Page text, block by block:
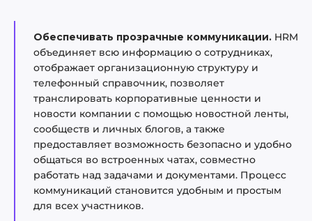
Обеспечивать прозрачные коммуникации. HRM
объединяет всю информацию о сотрудниках,
отображает организационную структуру и
телефонный справочник, позволяет
транслировать корпоративные ценности и
новости компании с помощью новостной ленты,
сообществ и личных блогов, а также
предоставляет возможность безопасно и удобно
общаться во встроенных чатах, совместно
работать над задачами и документами. Процесс
коммуникаций становится удобным и простым
для всех участников.